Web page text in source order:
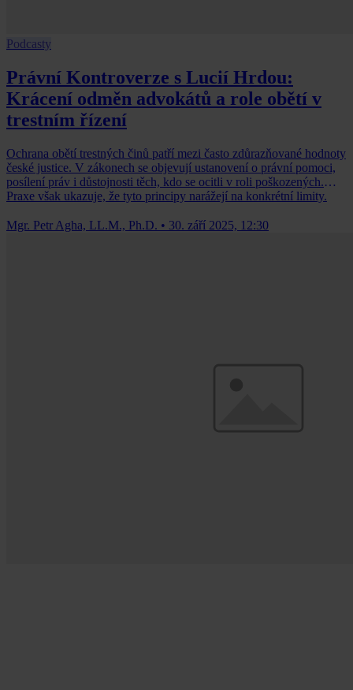
Podcasty
Právní Kontroverze s Lucií Hrdou:
Krácení odměn advokátů a role obětí v
trestním řízení
Ochrana obětí trestných činů patří mezi často zdůrazňované hodnoty
české justice. V zákonech se objevují ustanovení o právní pomoci,
posílení práv i důstojnosti těch, kdo se ocitli v roli poškozených.
Praxe však ukazuje, že tyto principy narážejí na konkrétní limity.
Mgr. Petr Agha, LL.M., Ph.D. • 30. září 2025, 12:30